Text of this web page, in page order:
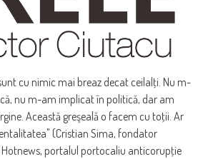
cu nimic mai breaz decat ceilalţi. Nu m-
nu m-am implicat în politică, dar am
Această greşeală o facem cu toţii. Ar
(Cristian Sima, fondator
portalul portocaliu anticorupţie